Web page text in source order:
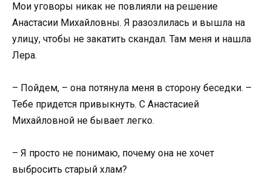
Мои уговоры никак не повлияли на решение
Анастасии Михайловны. Я разозлилась и вышла на
улицу, чтобы не закатить скандал. Там меня и нашла
Лера.
– Пойдем, – она потянула меня в сторону беседки. –
Тебе придется привыкнуть. С Анастасией
Михайловной не бывает легко.
– Я просто не понимаю, почему она не хочет
выбросить старый хлам?